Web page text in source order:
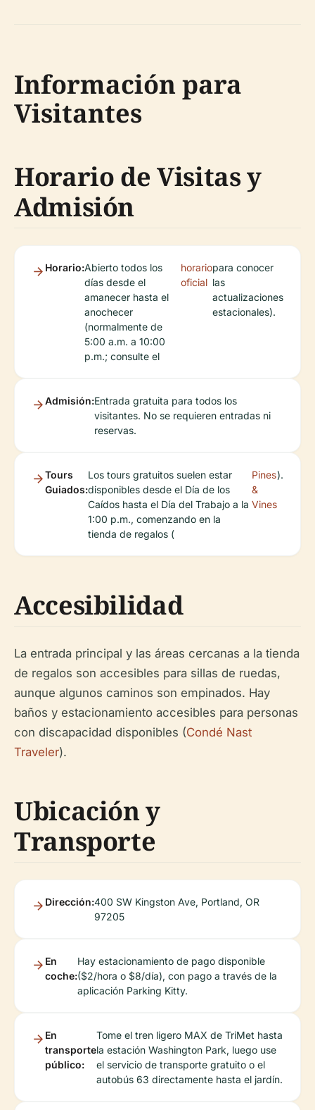
Información para
Visitantes
Horario de Visitas y
Admisión
Horario:Abierto todos los
días desde el
amanecer hasta el
anochecer
(normalmente de
5:00 a.m. a 10:00
p.m.; consulte el
horario
oficial
para conocer
las
actualizaciones
estacionales).
Admisión:Entrada gratuita para todos los
visitantes. No se requieren entradas ni
reservas.
Tours
Guiados:
Los tours gratuitos suelen estar
disponibles desde el Día de los
Caídos hasta el Día del Trabajo a la
1:00 p.m., comenzando en la
tienda de regalos (
Pines
&
Vines
).
Accesibilidad
La entrada principal y las áreas cercanas a la tienda
de regalos son accesibles para sillas de ruedas,
aunque algunos caminos son empinados. Hay
baños y estacionamiento accesibles para personas
con discapacidad disponibles (Condé Nast
Traveler).
Ubicación y
Transporte
Dirección:400 SW Kingston Ave, Portland, OR
97205
En
coche:
Hay estacionamiento de pago disponible
($2/hora o $8/día), con pago a través de la
aplicación Parking Kitty.
En
transporte
público:
Tome el tren ligero MAX de TriMet hasta
la estación Washington Park, luego use
el servicio de transporte gratuito o el
autobús 63 directamente hasta el jardín.